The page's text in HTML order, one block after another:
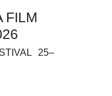
FILM
25–